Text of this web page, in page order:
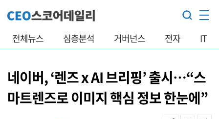
전체뉴스 심층분석 거버넌스 전자 IT
네이버, ‘렌즈 x AI 브리핑’ 출시…“스
마트렌즈로 이미지 핵심 정보 한눈에”